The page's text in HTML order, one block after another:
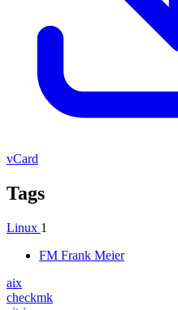
vCard
Tags
Linux 1
FM Frank Meier
aix
checkmk